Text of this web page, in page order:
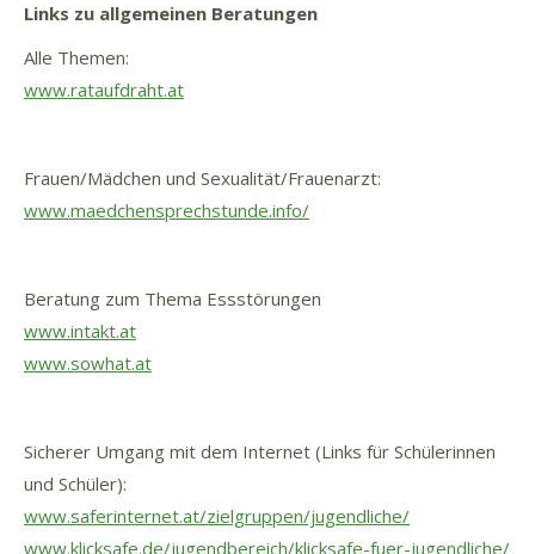
Links zu allgemeinen Beratungen
Alle Themen:
www.rataufdraht.at
Frauen/Mädchen und Sexualität/Frauenarzt:
www.maedchensprechstunde.info/
Beratung zum Thema Essstörungen
www.intakt.at
www.sowhat.at
Sicherer Umgang mit dem Internet (Links für Schülerinnen
und Schüler):
www.saferinternet.at/zielgruppen/jugendliche/
www.klicksafe.de/jugendbereich/klicksafe-fuer-jugendliche/